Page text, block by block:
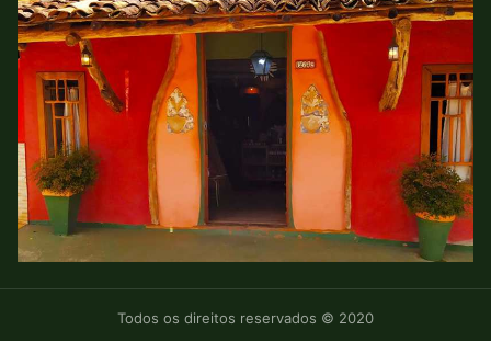
Todos os direitos reservados © 2020